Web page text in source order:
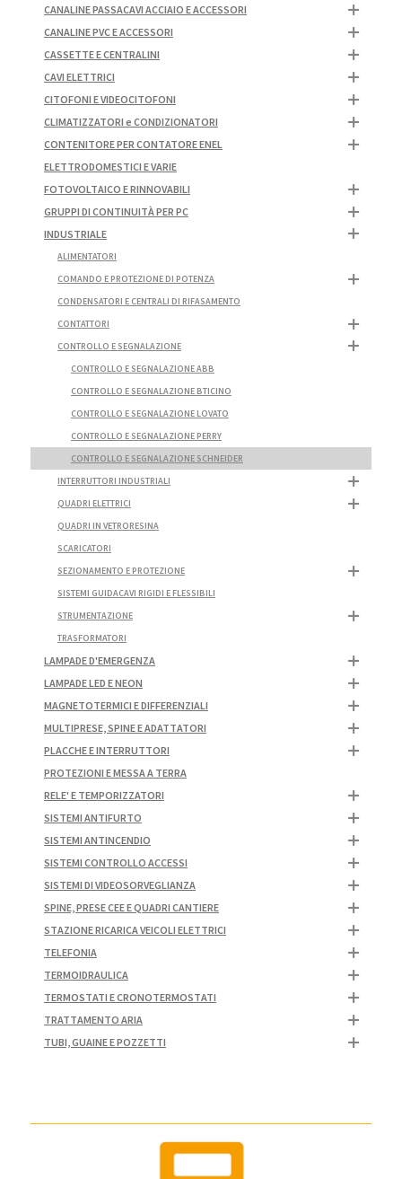
CANALINE PASSACAVI ACCIAIO E ACCESSORI
CANALINE PVC E ACCESSORI
CASSETTE E CENTRALINI
CAVI ELETTRICI
CITOFONI E VIDEOCITOFONI
CLIMATIZZATORI e CONDIZIONATORI
CONTENITORE PER CONTATORE ENEL
ELETTRODOMESTICI E VARIE
FOTOVOLTAICO E RINNOVABILI
GRUPPI DI CONTINUITÀ PER PC
INDUSTRIALE
ALIMENTATORI
COMANDO E PROTEZIONE DI POTENZA
CONDENSATORI E CENTRALI DI RIFASAMENTO
CONTATTORI
CONTROLLO E SEGNALAZIONE
CONTROLLO E SEGNALAZIONE ABB
CONTROLLO E SEGNALAZIONE BTICINO
CONTROLLO E SEGNALAZIONE LOVATO
CONTROLLO E SEGNALAZIONE PERRY
CONTROLLO E SEGNALAZIONE SCHNEIDER
INTERRUTTORI INDUSTRIALI
QUADRI ELETTRICI
QUADRI IN VETRORESINA
SCARICATORI
SEZIONAMENTO E PROTEZIONE
SISTEMI GUIDACAVI RIGIDI E FLESSIBILI
STRUMENTAZIONE
TRASFORMATORI
LAMPADE D'EMERGENZA
LAMPADE LED E NEON
MAGNETOTERMICI E DIFFERENZIALI
MULTIPRESE, SPINE E ADATTATORI
PLACCHE E INTERRUTTORI
PROTEZIONI E MESSA A TERRA
RELE' E TEMPORIZZATORI
SISTEMI ANTIFURTO
SISTEMI ANTINCENDIO
SISTEMI CONTROLLO ACCESSI
SISTEMI DI VIDEOSORVEGLIANZA
SPINE, PRESE CEE E QUADRI CANTIERE
STAZIONE RICARICA VEICOLI ELETTRICI
TELEFONIA
TERMOIDRAULICA
TERMOSTATI E CRONOTERMOSTATI
TRATTAMENTO ARIA
TUBI, GUAINE E POZZETTI